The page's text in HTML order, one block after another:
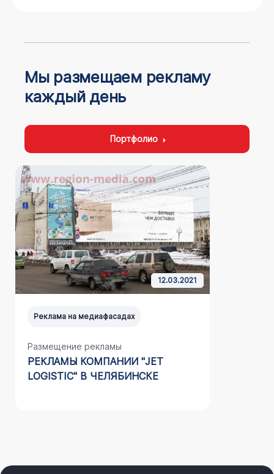
Мы размещаем рекламу
каждый день
Портфолио
12.03.2021
Реклама на медиафасадах
Размещение рекламы
РЕКЛАМЫ КОМПАНИИ "JET
LOGISTIC" В ЧЕЛЯБИНСКЕ